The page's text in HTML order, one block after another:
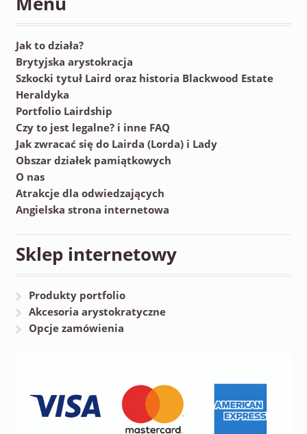
Jak to działa?
Brytyjska arystokracja
Szkocki tytuł Laird oraz historia Blackwood Estate
Heraldyka
Portfolio Lairdship
Czy to jest legalne? i inne FAQ
Jak zwracać się do Lairda (Lorda) i Lady
Obszar działek pamiątkowych
O nas
Atrakcje dla odwiedzających
Angielska strona internetowa
Sklep internetowy
Produkty portfolio
Akcesoria arystokratyczne
Opcje zamówienia